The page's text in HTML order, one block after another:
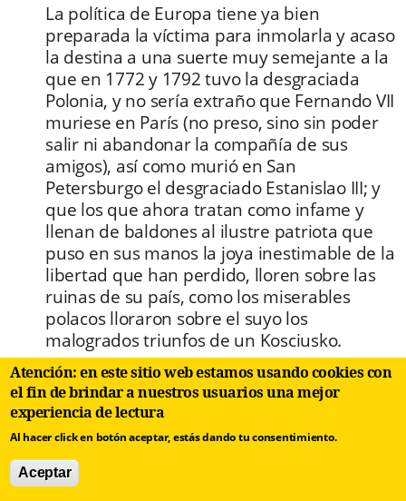
La política de Europa tiene ya bien
preparada la víctima para inmolarla y acaso
la destina a una suerte muy semejante a la
que en 1772 y 1792 tuvo la desgraciada
Polonia, y no sería extraño que Fernando VII
muriese en París (no preso, sino sin poder
salir ni abandonar la compañía de sus
amigos), así como murió en San
Petersburgo el desgraciado Estanislao III; y
que los que ahora tratan como infame y
llenan de baldones al ilustre patriota que
puso en sus manos la joya inestimable de la
libertad que han perdido, lloren sobre las
ruinas de su país, como los miserables
polacos lloraron sobre el suyo los
malogrados triunfos de un Kosciusko.
(“Reflexiones sobre la situación en España” , El Habanero 3).
En ambas fechas el estado polaco fue repartido
entre Rusia, Prusia y Austria, y en 1792, entre
otras razones, para eliminar la Constitución del
3 de mayo de 1791, con la que polacos y
Atención: en este sitio web estamos usando cookies con
el fin de brindar a nuestros usuarios una mejor
experiencia de lectura
Al hacer click en botón aceptar, estás dando tu consentimiento.
Aceptar